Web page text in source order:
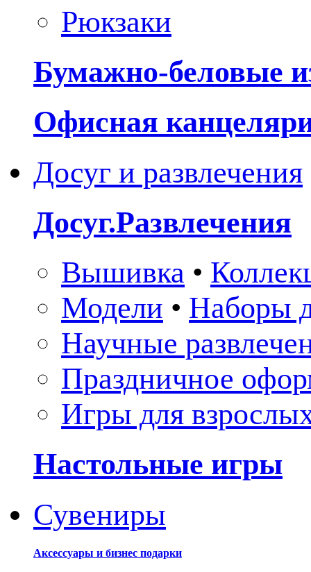
Рюкзаки
Бумажно-беловые
Офисная
Досуг и развлечения
Досуг.Развлечения
Вышивка •
Модели • Наборы
Научные
Праздничное
Игры для
Настольные игры
Сувениры
Аксессуары и бизнес подарки